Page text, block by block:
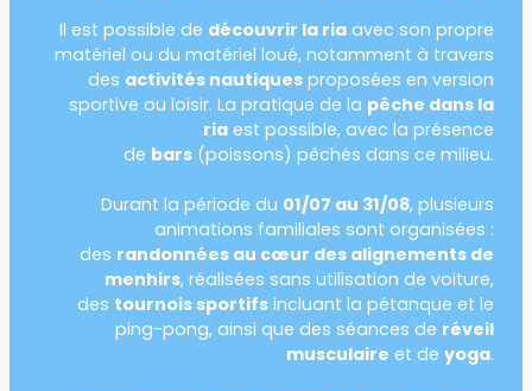
Il est possible de découvrir la ria avec son propre
matériel ou du matériel loué, notamment à travers
des activités nautiques proposées en version
sportive ou loisir. La pratique de la pêche dans la
ria est possible, avec la présence
de bars (poissons) pêchés dans ce milieu.
Durant la période du 01/07 au 31/08, plusieurs
animations familiales sont organisées :
des randonnées au cœur des alignements de
menhirs, réalisées sans utilisation de voiture,
des tournois sportifs incluant la pétanque et le
ping-pong, ainsi que des séances de réveil
musculaire et de yoga.